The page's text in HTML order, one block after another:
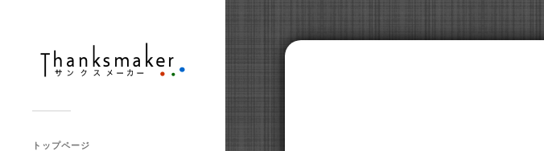
トップページ